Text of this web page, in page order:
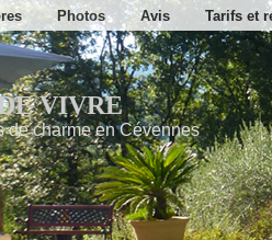
Photos Avis Tarifs et
VIVRE
de charme en Cévennes